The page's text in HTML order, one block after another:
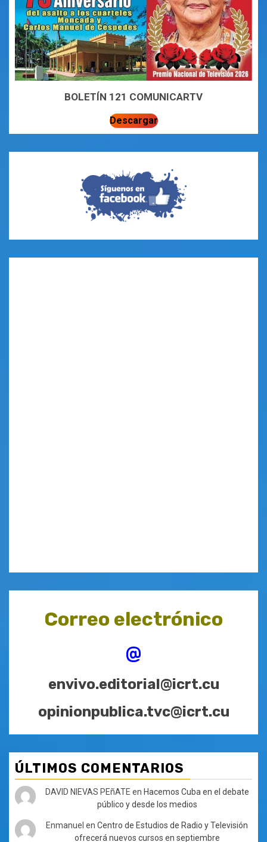
BOLETÍN 121 COMUNICARTV
Descargar
Correo electrónico
@
envivo.editorial@icrt.cu
opinionpublica.tvc@icrt.cu
ÚLTIMOS COMENTARIOS
DAVID NIEVAS PEñATE en Hacemos Cuba en el debate
público y desde los medios
Enmanuel enCentro de Estudios de Radio y Televisión
ofrecerá nuevos cursos en septiembre